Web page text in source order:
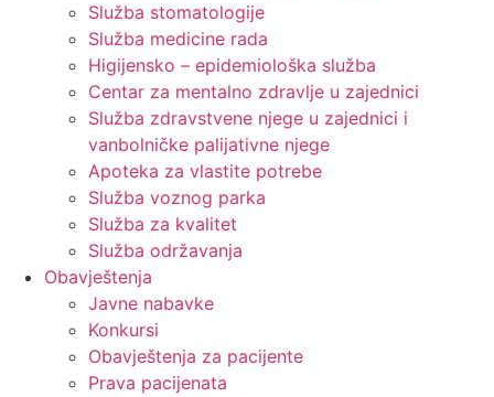
Služba stomatologije
Služba medicine rada
Higijensko – epidemiološka služba
Centar za mentalno zdravlje u zajednici
Služba zdravstvene njege u zajednici i
vanbolničke palijativne njege
Apoteka za vlastite potrebe
Služba voznog parka
Služba za kvalitet
Služba održavanja
Obavještenja
Javne nabavke
Konkursi
Obavještenja za pacijente
Prava pacijenata